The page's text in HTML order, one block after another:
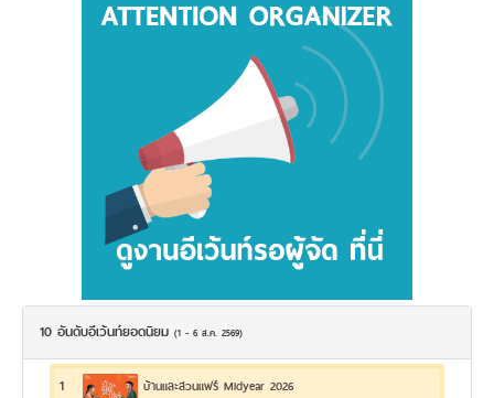
10 อันดับอีเว้นท์ยอดนิยม (1 - 6 ส.ค. 2569)
1 บ้านและสวนแฟร์ Midyear 2026